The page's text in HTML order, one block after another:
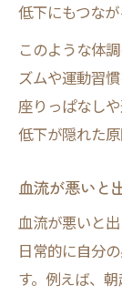
低下にもつなが
このような体
ズムや運動習
座りっぱなし
低下が隠れた
血流が悪いと
血流が悪いと
日常的に自分
す。例えば、